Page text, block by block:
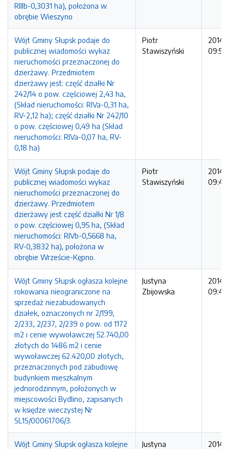
RIIIb-0,3031 ha), położona w
obrębie Wieszyno
Wójt Gminy Słupsk podaje do
publicznej wiadomości wykaz
nieruchomości przeznaczonej do
dzierżawy. Przedmiotem
dzierżawy jest: część działki Nr
242/14 o pow. częściowej 2,43 ha,
(Skład nieruchomości: RIVa-0,31 ha,
RV-2,12 ha); część działki Nr 242/10
o pow. częściowej 0,49 ha (Skład
nieruchomości: RIVa-0,07 ha, RV-
0,18 ha)
Piotr
Stawiszyński
2014-
Wójt Gminy Słupsk podaje do
publicznej wiadomości wykaz
nieruchomości przeznaczonej do
dzierżawy. Przedmiotem
dzierżawy jest część działki Nr 1/8
o pow. częściowej 0,95 ha, (Skład
nieruchomości: RIVb-0,5668 ha,
RV-0,3832 ha), położona w
obrębie Wrzeście-Kępno.
Piotr
Stawiszyński
2014-
Wójt Gminy Słupsk ogłasza kolejne
rokowania nieograniczone na
sprzedaż niezabudowanych
działek, oznaczonych nr 2/199,
2/233, 2/237, 2/239 o pow. od 1172
m2 i cenie wywoławczej 52.740,00
złotych do 1486 m2 i cenie
wywoławczej 62.420,00 złotych,
przeznaczonych pod zabudowę
budynkiem mieszkalnym
jednorodzinnym, położonych w
miejscowości Bydlino, zapisanych
w księdze wieczystej Nr
SL1S/00061706/3.
Justyna
Zbijowska
2014-
Wójt Gminy Słupsk ogłasza kolejne
Justyna
2014-